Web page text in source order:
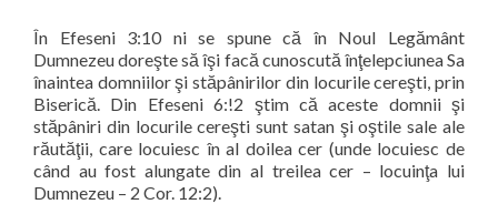
În Efeseni 3:10 ni se spune că în Noul Legământ
Dumnezeu doreşte să îşi facă cunoscută înţelepciunea Sa
înaintea domniilor şi stăpânirilor din locurile cereşti, prin
Biserică. Din Efeseni 6:!2 ştim că aceste domnii şi
stăpâniri din locurile cereşti sunt satan şi oştile sale ale
răutăţii, care locuiesc în al doilea cer (unde locuiesc de
când au fost alungate din al treilea cer – locuinţa lui
Dumnezeu – 2 Cor. 12:2).